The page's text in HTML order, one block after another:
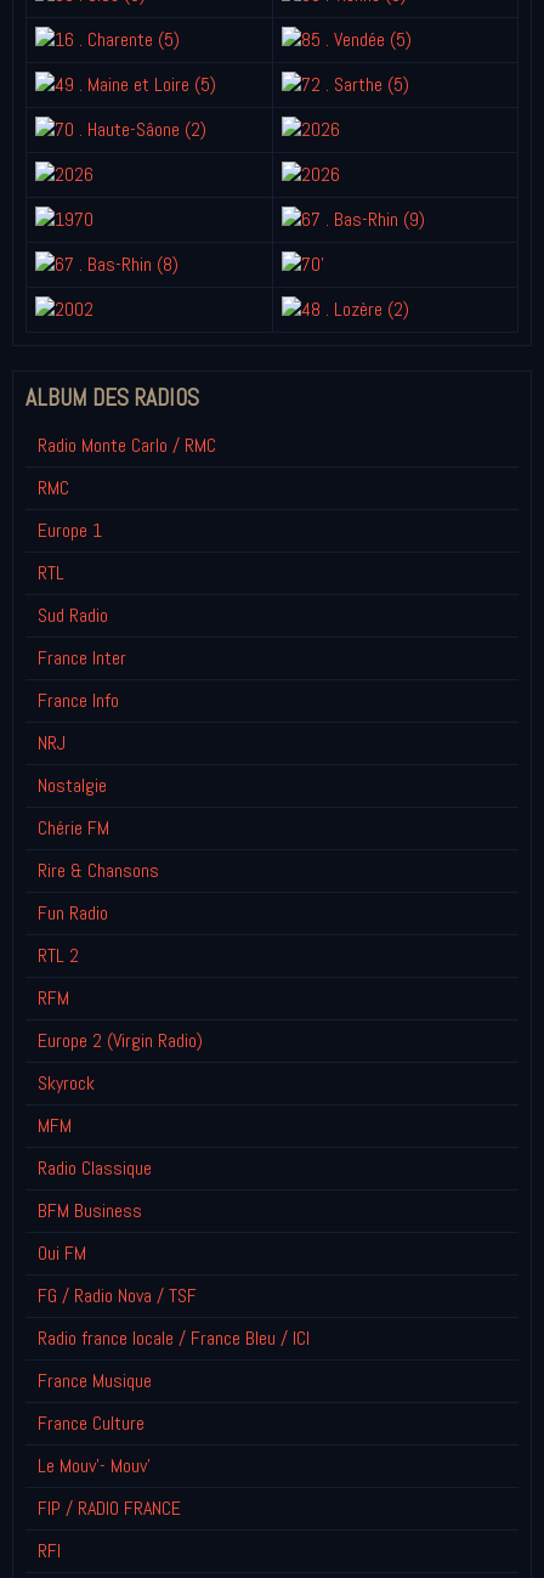
ALBUM DES RADIOS
Radio Monte Carlo / RMC
RMC
Europe 1
RTL
Sud Radio
France Inter
France Info
NRJ
Nostalgie
Chérie FM
Rire & Chansons
Fun Radio
RTL 2
RFM
Europe 2 (Virgin Radio)
Skyrock
MFM
Radio Classique
BFM Business
Oui FM
FG / Radio Nova / TSF
Radio france locale / France Bleu / ICI
France Musique
France Culture
Le Mouv'- Mouv'
FIP / RADIO FRANCE
RFI